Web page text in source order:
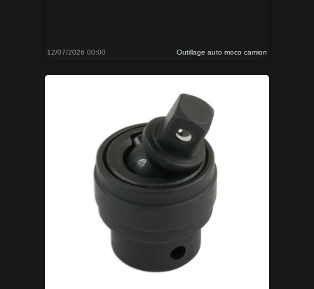
12/07/2026 00:00 Outillage auto moco camion